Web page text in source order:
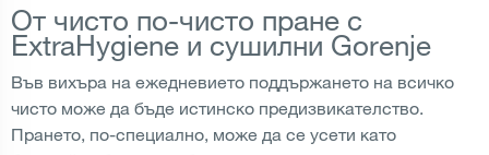
От чисто по-чисто пране с
ExtraHygiene и сушилни Gorenje
Във вихъра на ежедневието поддържането на всичко
чисто може да бъде истинско предизвикателство.
Прането, по-специално, може да се усети като